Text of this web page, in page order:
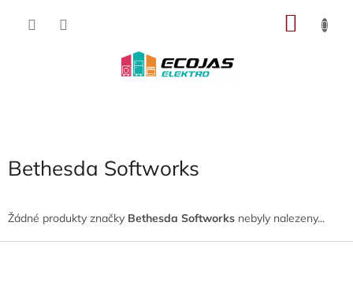
Bethesda Softworks
Žádné produkty značky Bethesda Softworks nebyly nalezeny...